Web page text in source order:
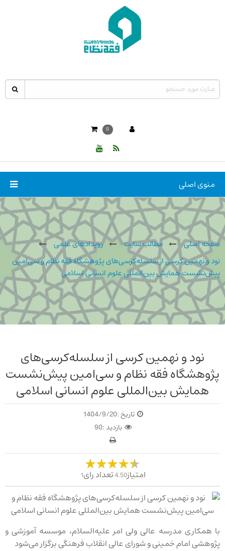
0
منوی اصلی
صفحه اصلی مطالب سایت
رویدادهای علمی
نود و نهمین کرسی از سلسله‌کرسی‌های پژوهشگاه فقه نظام و سی‌امین
پیش‌نشست همایش بین‌المللی علوم انسانی اسلامی
نود و نهمین کرسی از سلسله‌کرسی‌های
پژوهشگاه فقه نظام و سی‌امین پیش‌نشست
همایش بین‌المللی علوم انسانی اسلامی
تاریخ :1404/9/20
بازدید :90
امتیاز4.50تعداد رای1
با همکاری مدرسه عالی ولی امر علیه‌السلام، موسسه آموزشی و
پژوهشی امام خمینی و شورای عالی انقلاب فرهنگی برگزار می‌شود